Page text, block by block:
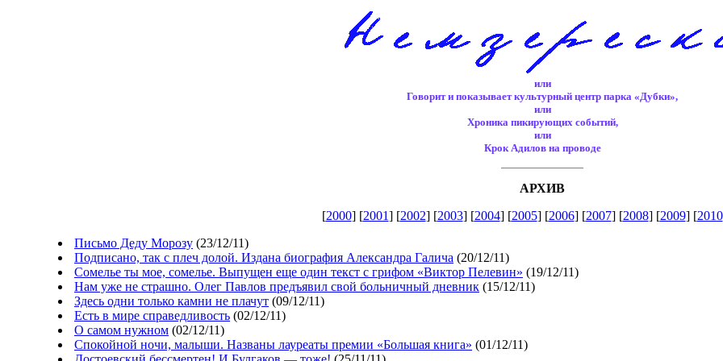
или
Говорит и показывает культурный центр парка «Дубки»,
или
Хроника пикирующих событий,
или
Крок Адилов на проводе
АРХИВ
[2000] [2001] [2002] [2003] [2004] [2005] [2006] [2007] [2008] [2009] [2010
Письмо Деду Морозу (23/12/11)
Подписано, так с плеч долой. Издана биография Александра Галича (20/12/11)
Сомелье ты мое, сомелье. Выпущен еще один текст с грифом «Виктор Пелевин» (19/12/11)
Нам уже не страшно. Олег Павлов предъявил свой больничный дневник (15/12/11)
Здесь одни только камни не плачут (09/12/11)
Есть в мире справедливость (02/12/11)
О самом нужном (02/12/11)
Спокойной ночи, малыши. Названы лауреаты премии «Большая книга» (01/12/11)